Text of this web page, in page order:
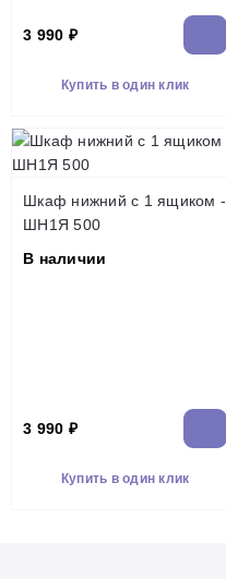
3 990 ₽
Купить в один клик
Шкаф нижний с 1 ящиком -
ШН1Я 500
В наличии
3 990 ₽
Купить в один клик